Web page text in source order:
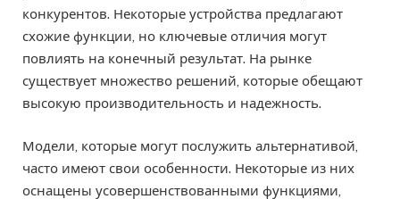
конкурентов. Некоторые устройства предлагают
схожие функции, но ключевые отличия могут
повлиять на конечный результат. На рынке
существует множество решений, которые обещают
высокую производительность и надежность.
Модели, которые могут послужить альтернативой,
часто имеют свои особенности. Некоторые из них
оснащены усовершенствованными функциями,